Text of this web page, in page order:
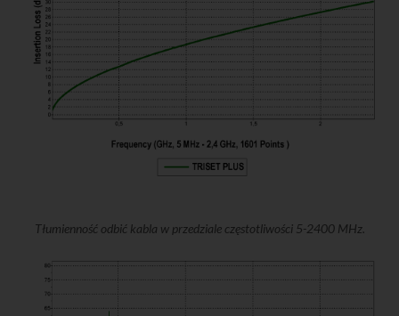
Tłumienność odbić kabla w przedziale częstotliwości 5-2400 MHz.